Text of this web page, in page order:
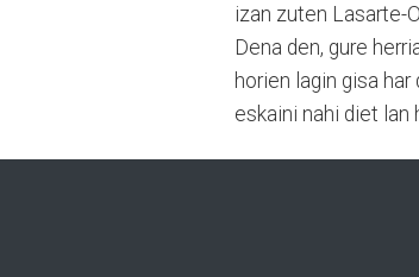
izan zuten Lasarte-
Dena den, gure
horien lagin gisa
eskaini nahi diet lan